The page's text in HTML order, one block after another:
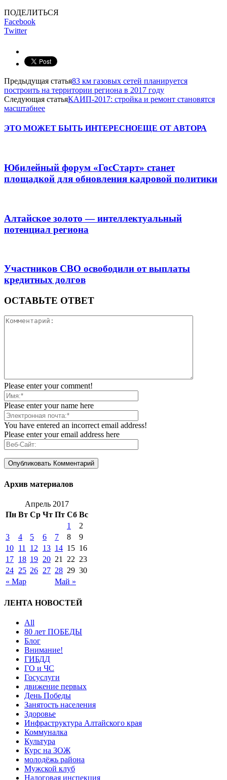
ПОДЕЛИТЬСЯ
Facebook
Twitter
Предыдущая статья83 км газовых сетей планируется
построить на территории региона в 2017 году
Следующая статьяКАИП-2017: стройка и ремонт становятся
масштабнее
ЭТО МОЖЕТ БЫТЬ ИНТЕРЕСНОЕЩЕ ОТ АВТОРА
Юбилейный форум «ГосСтарт» станет
площадкой для обновления кадровой политики
Алтайское золото — интеллектуальный
потенциал региона
Участников СВО освободили от выплаты
кредитных долгов
ОСТАВЬТЕ ОТВЕТ
Please enter your comment!
Please enter your name here
You have entered an incorrect email address!
Please enter your email address here
Архив материалов
Апрель 2017
Пн Вт Ср Чт Пт Сб Вс
« Мар Май »
1
2
3
4 5 6 7 8
9
10 11 12 13 14 15 16
17 18 19 20 21 22 23
24 25 26 27 28 29 30
ЛЕНТА НОВОСТЕЙ
All
80 лет ПОБЕДЫ
Блог
Внимание!
ГИБДД
ГО и ЧС
Госуслуги
движение первых
День Победы
Занятость населения
Здоровье
Инфраструктура Алтайского края
Коммуналка
Культура
Курс на ЗОЖ
молодёжь района
Мужской клуб
Налоговая инспекция